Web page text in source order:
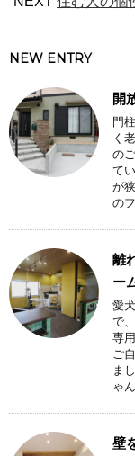
NEW ENTRY
開
門
く
の
て
が
の
離
ー
愛
で
専
ご
ま
ゃ
壁